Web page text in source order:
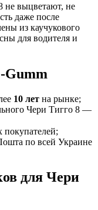
не выцветают, не
даже после
из каучукового
для водителя и
Gumm
10 лет на рынке;
Чери Тигго 8 —
по всей Украине
для Чери